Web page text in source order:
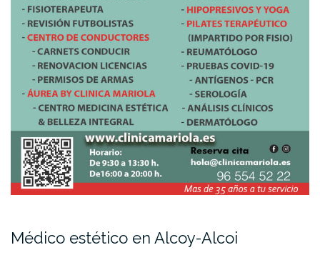
Médico estético en Alcoy-Alcoi